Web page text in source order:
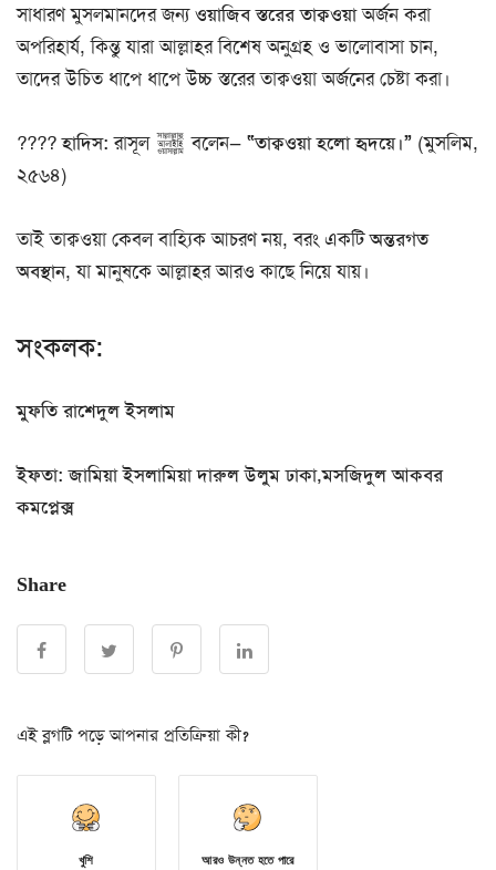
সাধারণ মুসলমানদের জন্যওয়াজিব স্তরের তাক্বওয়াঅর্জন করা
অপরিহার্য, কিন্তু যারা আল্লাহর বিশেষ অনুগ্রহ ও ভালোবাসা চান,
তাদের উচিত ধাপে ধাপে উচ্চ স্তরের তাক্বওয়া অর্জনের চেষ্টা করা।
????হাদিস: রাসূল ﷺ বলেন— “তাক্বওয়া হলো হৃদয়ে।” (মুসলিম,
২৫৬৪)
তাই তাক্বওয়া কেবল বাহ্যিক আচরণ নয়, বরং একটিঅন্তরগত
অবস্থান, যা মানুষকে আল্লাহর আরও কাছে নিয়ে যায়।
সংকলক:
মুফতি রাশেদুল ইসলাম
ইফতা: জামিয়া ইসলামিয়া দারুল উলুম ঢাকা,মসজিদুল আকবর
কমপ্লেক্স
Share
এই ব্লগটি পড়ে আপনার প্রতিক্রিয়া কী?
খুশি আরও উন্নত হতে পারে